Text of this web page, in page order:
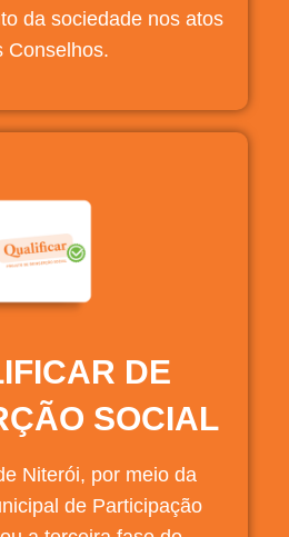
da sociedade nos atos
Conselhos.
DE
SOCIAL
Niterói, por meio da
de Participação